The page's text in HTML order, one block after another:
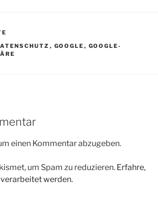
, GOOGLE , GOOGLE-
einen Kommentar abzugeben.
um Spam zu reduzieren. Erfahre,
werden.